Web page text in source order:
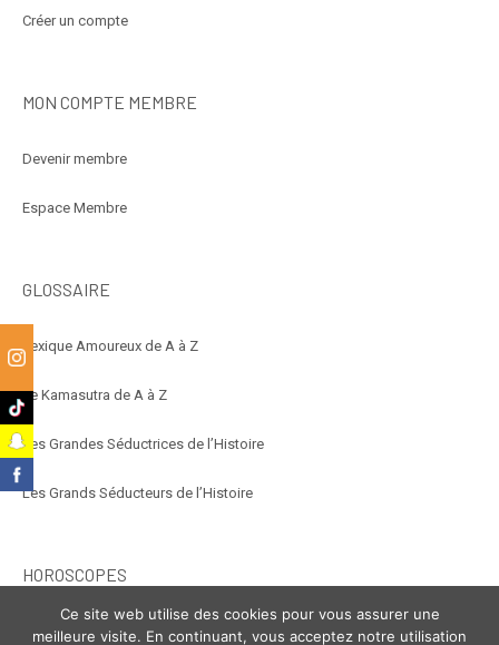
Créer un compte
MON COMPTE MEMBRE
Devenir membre
Espace Membre
GLOSSAIRE
Lexique Amoureux de A à Z
Le Kamasutra de A à Z
Les Grandes Séductrices de l’Histoire
Les Grands Séducteurs de l’Histoire
HOROSCOPES
Éroscope
Ce site web utilise des cookies pour vous assurer une
meilleure visite. En continuant, vous acceptez notre utilisation